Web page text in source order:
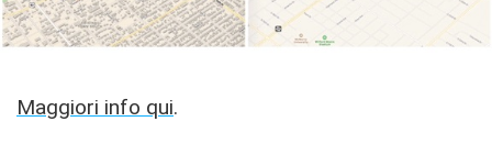
Maggiori info qui.